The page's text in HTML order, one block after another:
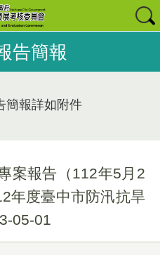
告簡報
簡報詳如附件
案報告（112年5月2
年度臺中市防汛抗旱
05-01